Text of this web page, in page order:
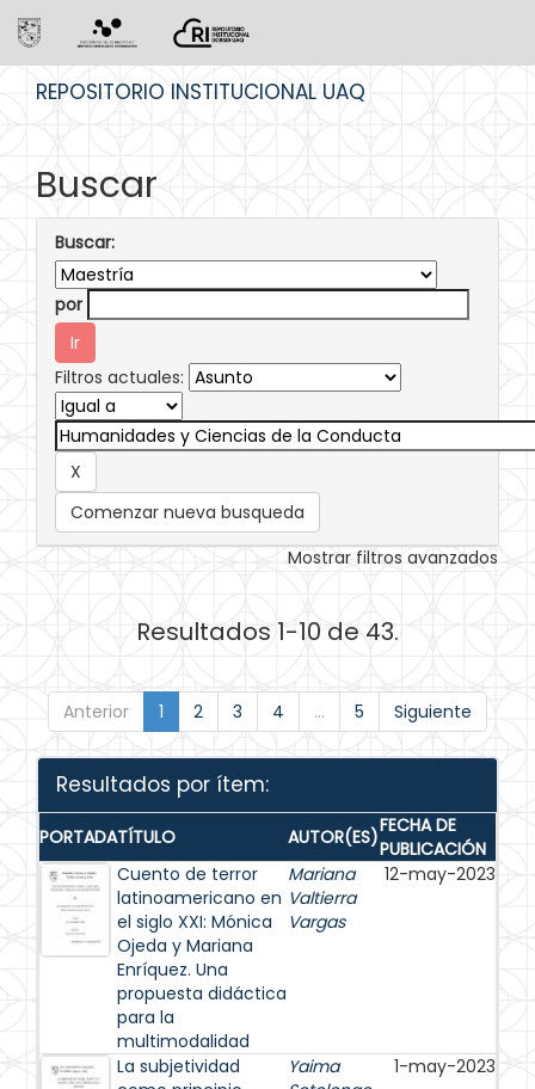
REPOSITORIO INSTITUCIONAL UAQ
Buscar
Buscar:
por
Filtros actuales:
Comenzar nueva busqueda
Mostrar filtros avanzados
Resultados 1-10 de 43.
Anterior 1 2 3 4 ... 5 Siguiente
Resultados por ítem:
PORTADATÍTULO AUTOR(ES)FECHA DE
PUBLICACIÓN
Cuento de terror
latinoamericano en
el siglo XXI: Mónica
Ojeda y Mariana
Enríquez. Una
propuesta didáctica
para la
multimodalidad
Mariana
Valtierra
Vargas
12-may-2023
La subjetividad
Yaima
1-may-2023